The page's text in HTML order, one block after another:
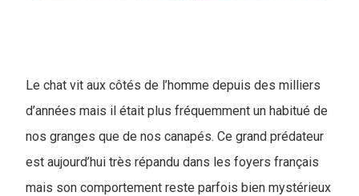
Le chat vit aux côtés de l’homme depuis des milliers
d’années mais il était plus fréquemment un habitué de
nos granges que de nos canapés. Ce grand prédateur
est aujourd’hui très répandu dans les foyers français
mais son comportement reste parfois bien mystérieux